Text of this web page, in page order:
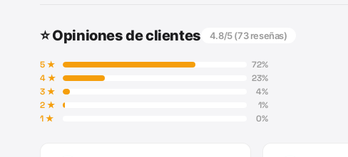
⭐ Opiniones de clientes 4.8/5 (73reseñas)
5★ 72%
4★ 23%
3★ 4%
2★ 1%
1★ 0%